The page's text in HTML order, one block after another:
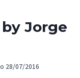
by Jorge
28/07/2016